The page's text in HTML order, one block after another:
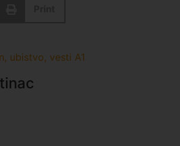
, ubistvo, vesti A1